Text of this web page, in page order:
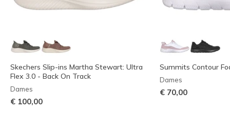
Skechers Slip-ins Martha Stewart: Ultra
Flex 3.0 - Back On Track
Dames
€ 100,00
Summits Contour
Dames
€ 70,00